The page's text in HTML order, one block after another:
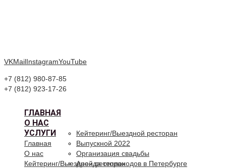
VKMailInstagramYouTube
+7 (812) 980-87-85
+7 (812) 923-17-26
ГЛАВНАЯ
О НАС
УСЛУГИ
Кейтеринг/Выездной ресторан
Выпускной 2022
Организация свадьбы
Аренда теплоходов в Петербурге
Главная
О нас
Кейтеринг/Выездной ресторан